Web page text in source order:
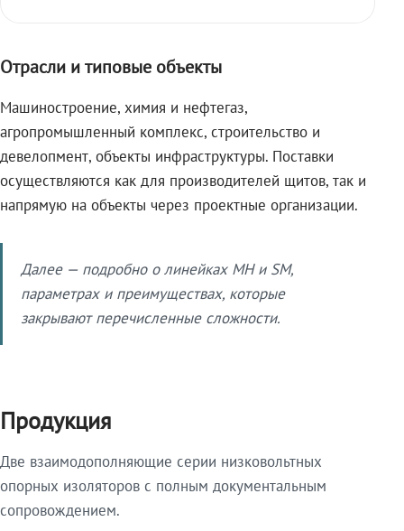
Отрасли и типовые объекты
Машиностроение, химия и нефтегаз,
агропромышленный комплекс, строительство и
девелопмент, объекты инфраструктуры. Поставки
осуществляются как для производителей щитов, так и
напрямую на объекты через проектные организации.
Далее — подробно о линейках МН и SM,
параметрах и преимуществах, которые
закрывают перечисленные сложности.
Продукция
Две взаимодополняющие серии низковольтных
опорных изоляторов с полным документальным
сопровождением.